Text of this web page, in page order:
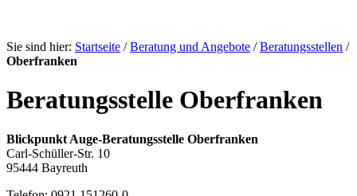
Sie sind hier: Startseite /Beratung und Angebote /Beratungsstellen /
Oberfranken
Beratungsstelle Oberfranken
Blickpunkt Auge-Beratungsstelle Oberfranken
Carl-Schüller-Str. 10
95444 Bayreuth